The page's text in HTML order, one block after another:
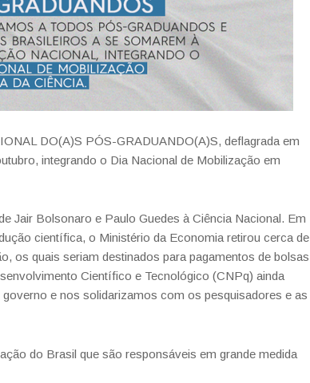
DO(A)S PÓS-GRADUANDO(A)S, deflagrada em
integrando o Dia Nacional de Mobilização em
Jair Bolsonaro e Paulo Guedes à Ciência Nacional. Em
científica, o Ministério da Economia retirou cerca de
os quais seriam destinados para pagamentos de bolsas
Científico e Tecnológico (CNPq) ainda
e nos solidarizamos com os pesquisadores e as
do Brasil que são responsáveis em grande medida